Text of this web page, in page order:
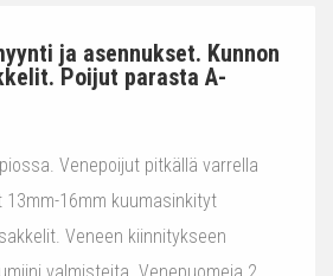
ja asennukset. Kunnon
Poijut parasta A-
Venepoijut pitkällä varrella
13mm-16mm kuumasinkityt
Veneen kiinnitykseen